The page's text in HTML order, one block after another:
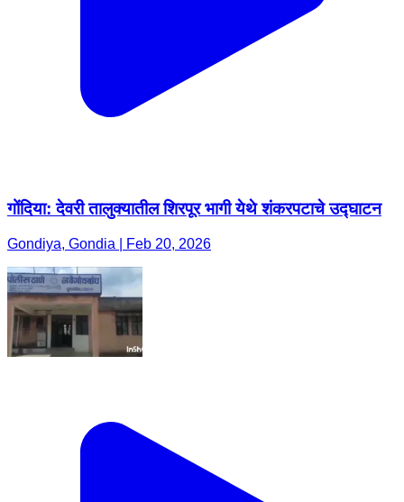
गोंदिया: देवरी तालुक्यातील शिरपूर भागी येथे शंकरपटाचे उद्घाटन
Gondiya, Gondia | Feb 20, 2026